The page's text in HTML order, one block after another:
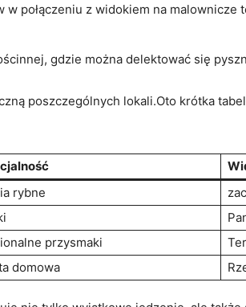
połączeniu z widokiem na
gdzie można delektować się
poszczególnych lokali.Oto krótka
rybne
przysmaki
domowa